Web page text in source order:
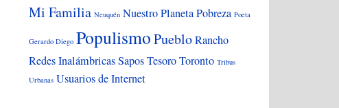
Mi Familia Neuquén Nuestro PlanetaPobreza Poeta
Gerardo Diego PopulismoPuebloRancho
Redes InalámbricasSaposTesoroToronto Tribus
Urbanas Usuarios de Internet